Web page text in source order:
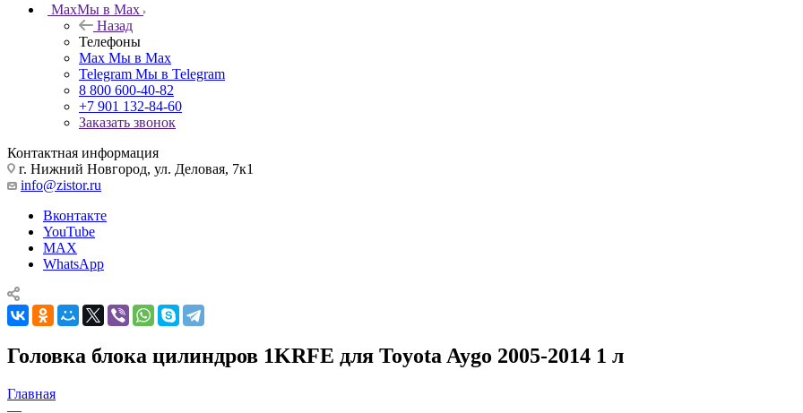
MaxМы в Max
Назад
Телефоны
Max Мы в Max
Telegram Мы в Telegram
8 800 600-40-82
+7 901 132-84-60
Заказать звонок
Контактная информация
г. Нижний Новгород, ул. Деловая, 7к1
info@zistor.ru
Вконтакте
YouTube
MAX
WhatsApp
Головка блока цилиндров 1KRFE для Toyota Aygo 2005-2014 1 л
Главная
—